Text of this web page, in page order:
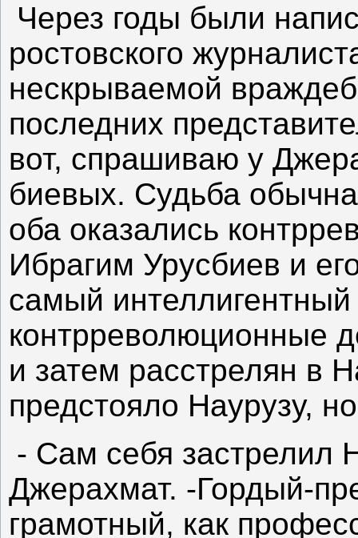
Через годы были
ростовского
нескрываемой
последних
вот, спрашиваю у
биевых. Судьба
оба оказались
Ибрагим Урусбиев и
самый
контрреволюционные
и затем расстрелян в
предстояло Наурузу,
- Сам себя застрелил
Джерахмат. -Гордый-
грамотный, как